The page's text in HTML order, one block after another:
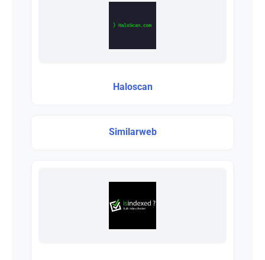
Haloscan
Similarweb